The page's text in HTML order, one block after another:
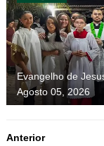
Evangelho de
Agosto 05, 2026
Anterior